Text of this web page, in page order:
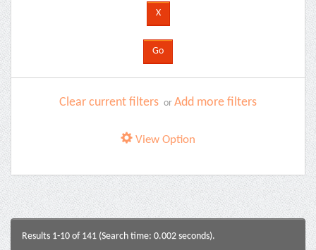
Clear current filters or Add more filters
View Option
Results 1-10 of 141 (Search time: 0.002 seconds).